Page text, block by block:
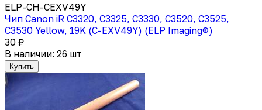
ELP-CH-CEXV49Y
Чип Canon iR C3320, C3325, C3330, C3520, C3525,
C3530 Yellow, 19K (C-EXV49Y) (ELP Imaging®)
30 ₽
В наличии: 26 шт
Купить